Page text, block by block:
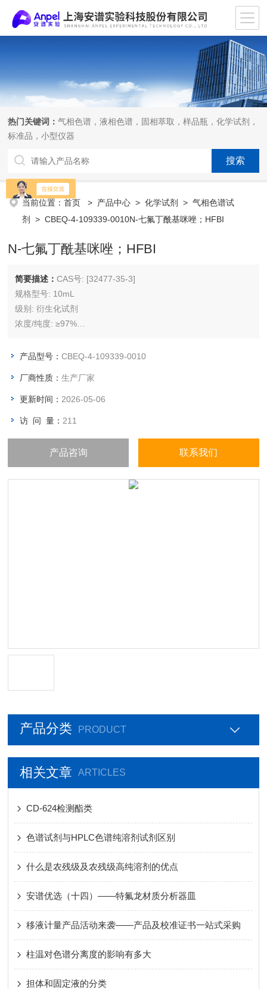
热门关键词：气相色谱，液相色谱，固相萃取，样品瓶，化学试剂，
标准品，小型仪器
当前位置：首页 > 产品中心 >化学试剂 >气相色谱试
剂
> CBEQ-4-109339-0010N-七氟丁酰基咪唑；HFBI
N-七氟丁酰基咪唑；HFBI
简要描述：CAS号: [32477-35-3]
规格型号: 10mL
级别: 衍生化试剂
浓度/纯度: ≥97%
产品型号：CBEQ-4-109339-0010
厂商性质：生产厂家
更新时间： 2026-05-06
访 问 量： 211
产品咨询 联系我们
产品分类 PRODUCT
相关文章 ARTICLES
CD-624检测酯类
色谱试剂与HPLC色谱纯溶剂试剂区别
什么是农残级及农残级高纯溶剂的优点
安谱优选（十四）——特氟龙材质分析器皿
移液计量产品活动来袭——产品及校准证书一站式采购
柱温对色谱分离度的影响有多大
担体和固定液的分类